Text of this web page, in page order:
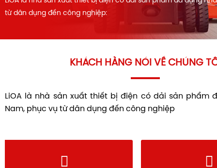
từ dân dụng đến công nghiệp:
KHÁCH HÀNG NÓI VỀ CHÚNG
LiOA là nhà sản xuất thiết bị điện có dải sản phẩm
Nam, phục vụ từ dân dụng đến công nghiệp